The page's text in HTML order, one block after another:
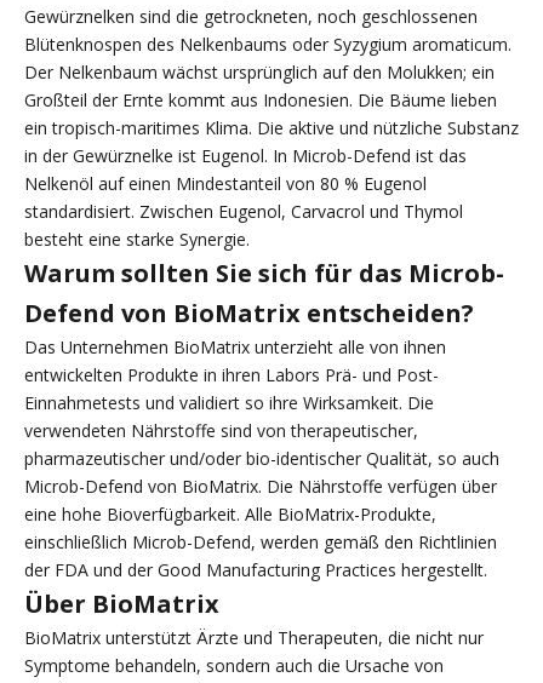
Gewürznelken sind die getrockneten, noch geschlossenen
Blütenknospen des Nelkenbaums oder Syzygium aromaticum.
Der Nelkenbaum wächst ursprünglich auf den Molukken; ein
Großteil der Ernte kommt aus Indonesien. Die Bäume lieben
ein tropisch-maritimes Klima. Die aktive und nützliche Substanz
in der Gewürznelke ist Eugenol. In Microb-Defend ist das
Nelkenöl auf einen Mindestanteil von 80 % Eugenol
standardisiert. Zwischen Eugenol, Carvacrol und Thymol
besteht eine starke Synergie.
Warum sollten Sie sich für das Microb-
Defend von BioMatrix entscheiden?
Das Unternehmen BioMatrix unterzieht alle von ihnen
entwickelten Produkte in ihren Labors Prä- und Post-
Einnahmetests und validiert so ihre Wirksamkeit. Die
verwendeten Nährstoffe sind von therapeutischer,
pharmazeutischer und/oder bio-identischer Qualität, so auch
Microb-Defend von BioMatrix. Die Nährstoffe verfügen über
eine hohe Bioverfügbarkeit. Alle BioMatrix-Produkte,
einschließlich Microb-Defend, werden gemäß den Richtlinien
der FDA und der Good Manufacturing Practices hergestellt.
Über BioMatrix
BioMatrix unterstützt Ärzte und Therapeuten, die nicht nur
Symptome behandeln, sondern auch die Ursache von